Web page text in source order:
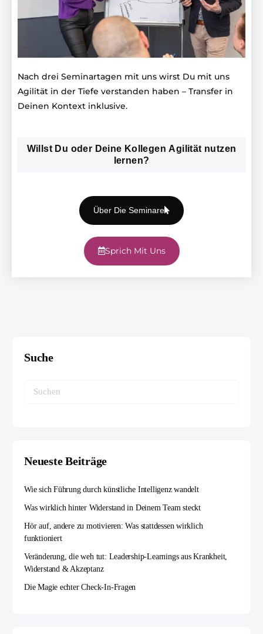
Nach drei Seminartagen mit uns wirst Du mit uns
Agilität in der Tiefe verstanden haben – Transfer in
Deinen Kontext inklusive.
Willst Du oder Deine Kollegen Agilität nutzen
lernen?
Über Die Seminare
Sprich Mit Uns
Suche
Neueste Beiträge
Wie sich Führung durch künstliche Intelligenz wandelt
Was wirklich hinter Widerstand in Deinem Team steckt
Hör auf, andere zu motivieren: Was stattdessen wirklich
funktioniert
Veränderung, die weh tut: Leadership-Learnings aus Krankheit,
Widerstand & Akzeptanz
Die Magie echter Check-In-Fragen